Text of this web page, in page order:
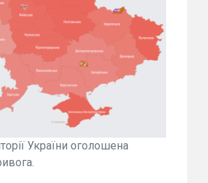
України оголошена